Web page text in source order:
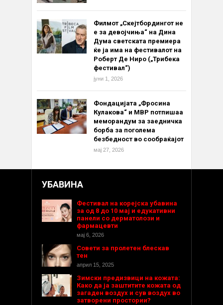
Филмот „Скејтбордингот не
е за девојчиња“ на Дина
Дума светската премиера
ќе ја има на фестивалот на
Роберт Де Ниро („Трибека
фестивал“)
јуни 1, 2026
Фондацијата „Фросина
Кулакова“ и МВР потпишаа
меморандум за заедничка
борба за поголема
безбедност во сообраќајот
мај 27, 2026
УБАВИНА
Фестивал на корејска убавина
за од 8 до 10 мај и едукативни
панели со дерматолози и
фармацевти
мај 6, 2026
Совети за пролетен блескав
тен
април 15, 2025
Зимски предизвици на кожата:
Како да ја заштитите кожата од
загаден воздух и сув воздух во
затворени простории?